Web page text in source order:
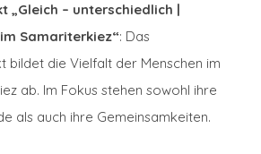
„Gleich – unterschiedlich |
Samariterkiez“: Das
bildet die Vielfalt der Menschen im
ab. Im Fokus stehen sowohl ihre
als auch ihre Gemeinsamkeiten.